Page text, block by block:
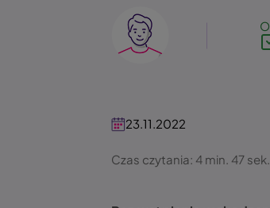
Image
23.11.2022
Czas czytania: 4 min. 47 sek.